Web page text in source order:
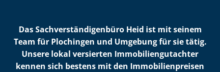
Das Sach­ver­stän­di­gen­bü­ro Heid ist mit seinem
Team für Plochingen und Umgebung für sie tätig.
Unsere lokal versierten Im­mo­bi­li­en­gut­ach­ter
kennen sich bestens mit den Im­mo­bi­li­en­prei­sen